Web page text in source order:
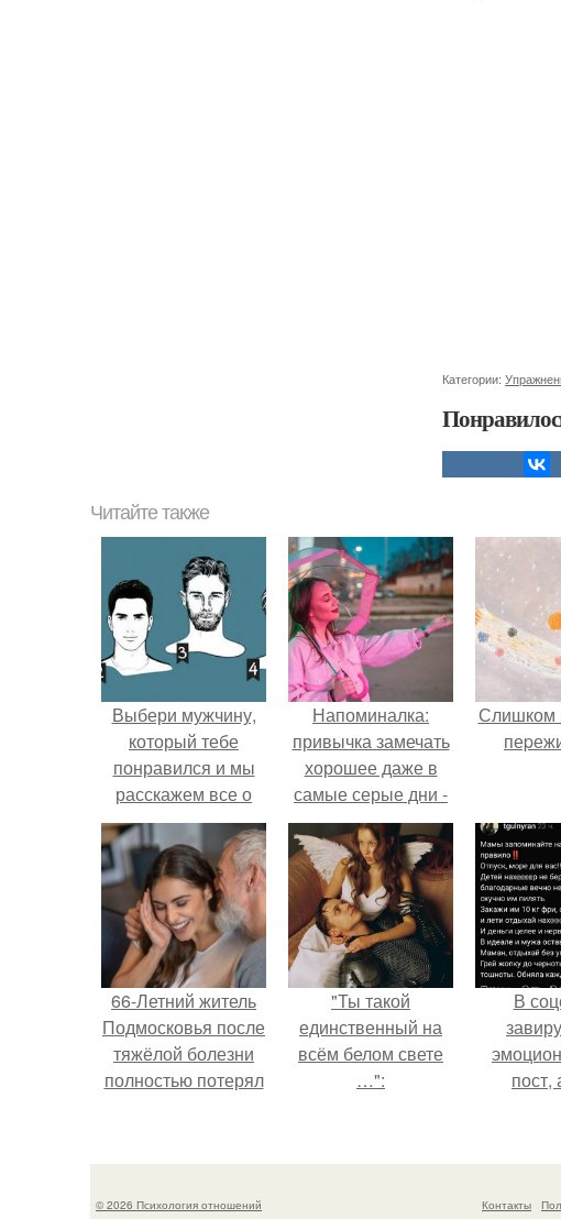
Категории:
Читайте также
Выбери мужчину,
который тебе
понравился и мы
расскажем все о
типаже, который
тебе подходит.
Напоминалка:
привычка замечать
хорошее даже в
самые серые дни -
это не очередная
сказка из книг по
саморазвитию.
Слишком
66-Летний житель
Подмосковья после
тяжёлой болезни
полностью потерял
восстановить
молодой супругой,
"Ты такой
единственный на
всём белом свете
…":
В
пост,
без
© 2026 Психология отношений Контакты